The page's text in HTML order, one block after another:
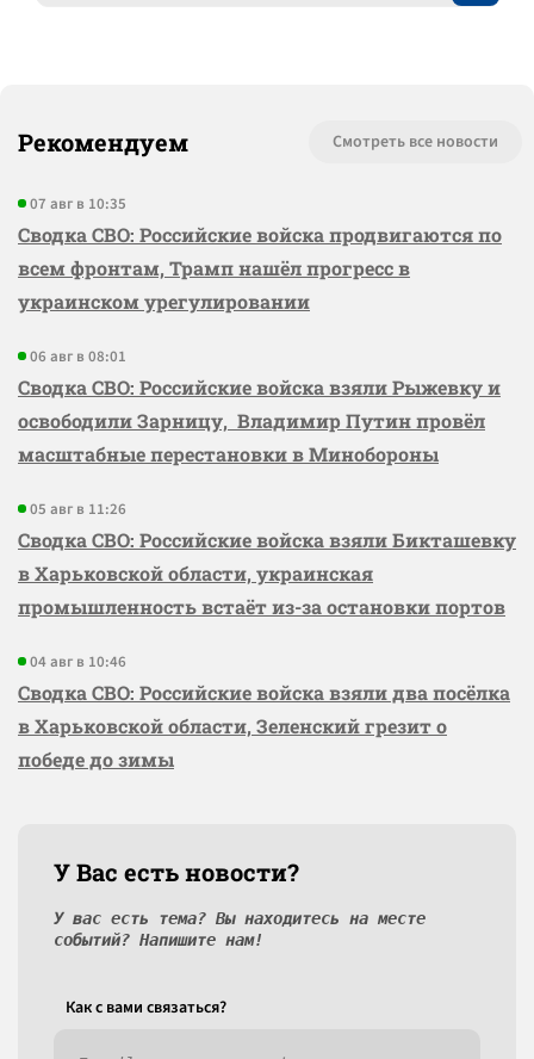
Рекомендуем Смотреть все новости
07 авг в 10:35
Сводка СВО: Российские войска продвигаются по
всем фронтам, Трамп нашёл прогресс в
украинском урегулировании
06 авг в 08:01
Сводка СВО: Российские войска взяли Рыжевку и
освободили Зарницу, Владимир Путин провёл
масштабные перестановки в Минобороны
05 авг в 11:26
Сводка СВО: Российские войска взяли Бикташевку
в Харьковской области, украинская
промышленность встаёт из-за остановки портов
04 авг в 10:46
Сводка СВО: Российские войска взяли два посёлка
в Харьковской области, Зеленский грезит о
победе до зимы
У Вас есть новости?
У вас есть тема? Вы находитесь на месте
событий? Напишите нам!
Как c вами связаться?